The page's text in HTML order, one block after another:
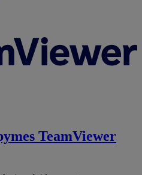
TeamViewer